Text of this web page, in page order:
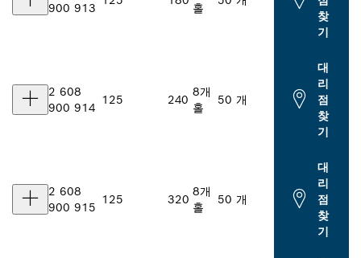
900 913 홀
찾
기
2 608
900 914
125 240
8개
홀
50 개
대
리
점
찾
기
2 608
900 915
125 320
8개
홀
50 개
대
리
점
찾
기